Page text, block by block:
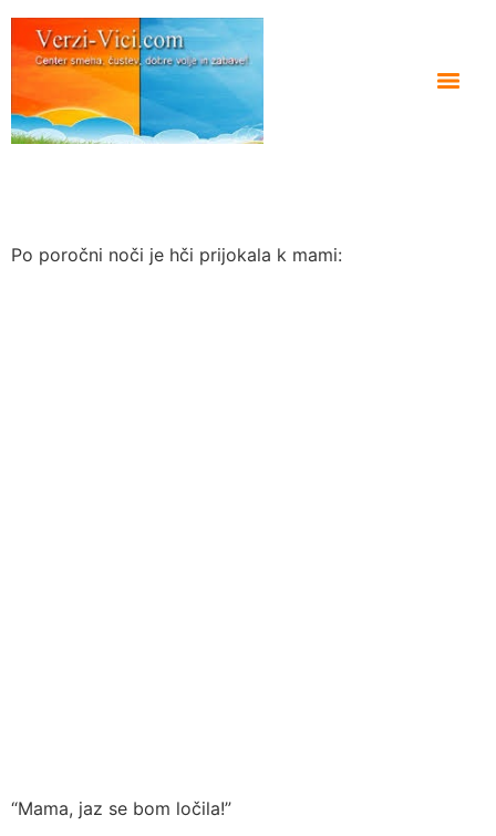
Po poročni noči je hči prijokala k mami:
“Mama, jaz se bom ločila!”